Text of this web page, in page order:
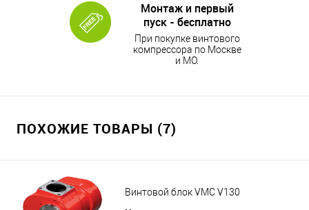
Монтаж и первый
пуск - бесплатно
При покупке винтового
компрессора по Москве
и МО.
ПОХОЖИЕ ТОВАРЫ (7)
Винтовой блок VMC V130